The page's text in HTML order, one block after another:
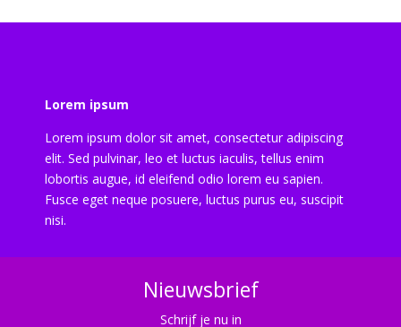
Lorem ipsum
Lorem ipsum dolor sit amet, consectetur adipiscing
elit. Sed pulvinar, leo et luctus iaculis, tellus enim
lobortis augue, id eleifend odio lorem eu sapien.
Fusce eget neque posuere, luctus purus eu, suscipit
nisi.
Nieuwsbrief
Schrijf je nu in